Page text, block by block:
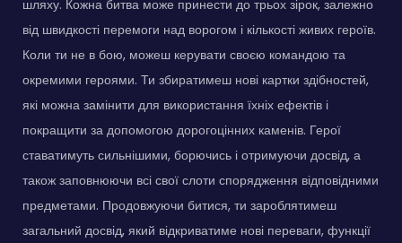
шляху. Кожна битва може принести до трьох зірок, залежно
від швидкості перемоги над ворогом і кількості живих героїв.
Коли ти не в бою, можеш керувати своєю командою та
окремими героями. Ти збиратимеш нові картки здібностей,
які можна замінити для використання їхніх ефектів і
покращити за допомогою дорогоцінних каменів. Герої
ставатимуть сильнішими, борючись і отримуючи досвід, а
також заповнюючи всі свої слоти спорядження відповідними
предметами. Продовжуючи битися, ти зароблятимеш
загальний досвід, який відкриватиме нові переваги, функції